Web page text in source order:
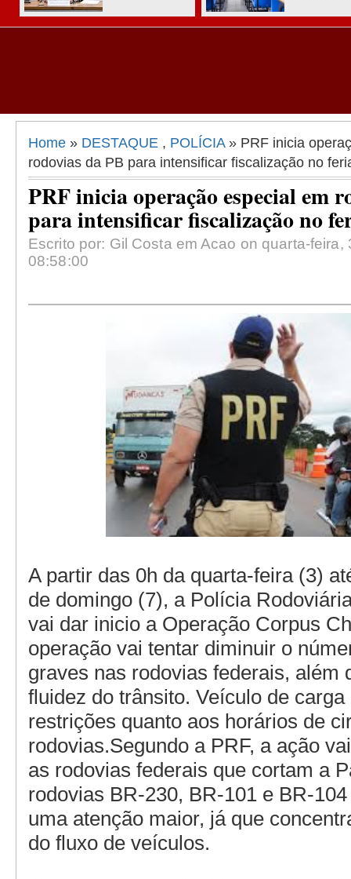
Home » DESTAQUE , POLÍCIA» PRF inicia
rodovias da PB para intensificar fiscalização no
PRF inicia operação especial em
para intensificar fiscalização no
Escrito por: Gil Costa em Acao on quarta-
08:58:00
A partir das 0h da quarta-feira (3)
de domingo (7), a Polícia
vai dar inicio a Operação Corpus
operação vai tentar diminuir o
graves nas rodovias federais, além
fluidez do trânsito. Veículo de
restrições quanto aos horários de
rodovias.Segundo a PRF, a ação
as rodovias federais que cortam a
rodovias BR-230, BR-101 e BR-
uma atenção maior, já que
do fluxo de veículos.